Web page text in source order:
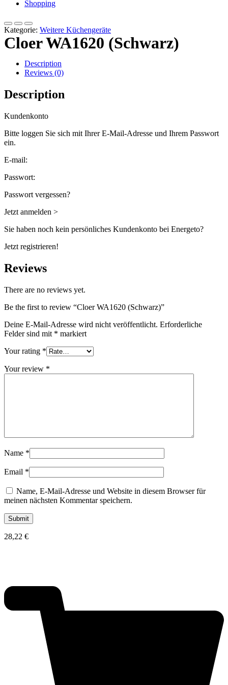
Shopping
Kategorie: Weitere Küchengeräte
Cloer WA1620 (Schwarz)
Description
Reviews (0)
Description
Kundenkonto
Bitte loggen Sie sich mit Ihrer E-Mail-Adresse und Ihrem Passwort
ein.
E-mail:
Passwort:
Passwort vergessen?
Jetzt anmelden >
Sie haben noch kein persönliches Kundenkonto bei Energeto?
Jetzt registrieren!
Reviews
There are no reviews yet.
Be the first to review “Cloer WA1620 (Schwarz)”
Deine E-Mail-Adresse wird nicht veröffentlicht. Erforderliche
Felder sind mit * markiert
Your rating *
Your review *
Name *
Email *
Name, E-Mail-Adresse und Website in diesem Browser für
meinen nächsten Kommentar speichern.
28,22 €